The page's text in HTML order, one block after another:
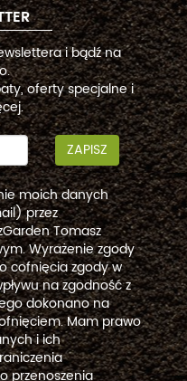
i bądź na
oferty specjalne i
ZAPISZ
moich danych
przez
Tomasz
Wyrażenie zgody
cofnięcia zgody w
na zgodność z
dokonano na
Mam prawo
i ich
przenoszenia